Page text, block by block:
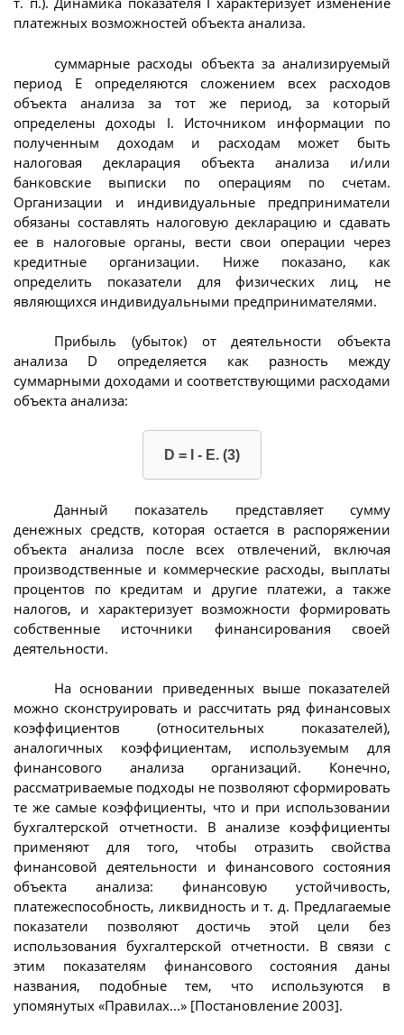
платежных возможностей объекта анализа.
суммарные расходы объекта за анализируемый
период E определяются сложением всех расходов
объекта анализа за тот же период, за который
определены доходы I. Источником информации по
полученным доходам и расходам может быть
налоговая декларация объекта анализа и/или
банковские выписки по операциям по счетам.
Организации и индивидуальные предприниматели
обязаны составлять налоговую декларацию и сдавать
ее в налоговые органы, вести свои операции через
кредитные организации. Ниже показано, как
определить показатели для физических лиц, не
являющихся индивидуальными предпринимателями.
Прибыль (убыток) от деятельности объекта
анализа D определяется как разность между
суммарными доходами и соответствующими расходами
объекта анализа:
D = I - E. (3)
Данный показатель представляет сумму
денежных средств, которая остается в распоряжении
объекта анализа после всех отвлечений, включая
производственные и коммерческие расходы, выплаты
процентов по кредитам и другие платежи, а также
налогов, и характеризует возможности формировать
собственные источники финансирования своей
деятельности.
На основании приведенных выше показателей
можно сконструировать и рассчитать ряд финансовых
коэффициентов (относительных показателей),
аналогичных коэффициентам, используемым для
финансового анализа организаций. Конечно,
рассматриваемые подходы не позволяют сформировать
те же самые коэффициенты, что и при использовании
бухгалтерской отчетности. В анализе коэффициенты
применяют для того, чтобы отразить свойства
финансовой деятельности и финансового состояния
объекта анализа: финансовую устойчивость,
платежеспособность, ликвидность и т. д. Предлагаемые
показатели позволяют достичь этой цели без
использования бухгалтерской отчетности. В связи с
этим показателям финансового состояния даны
названия, подобные тем, что используются в
упомянутых «Правилах...» [Постановление 2003].